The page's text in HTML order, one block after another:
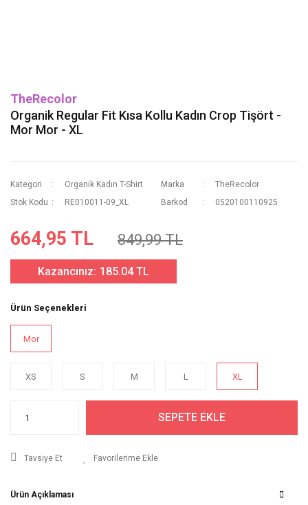
TheRecolor
Organik Regular Fit Kısa Kollu Kadın Crop Tişört -
Mor Mor - XL
Kategori Organik Kadın T-Shirt Marka
TheRecolor
Stok Kodu
RE010011-09_XL Barkod 0520100110925
664,95 TL 849,99 TL
Kazancınız: 185.04 TL
Ürün Seçenekleri
Mor
XS S M L XL
SEPETE EKLE
Tavsiye Et
Ürün Açıklaması